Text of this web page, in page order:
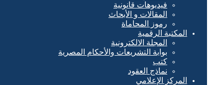
فيديوهات قانونية
المقالات و الأبحاث
رموز المحاماة
المكتبة الرقمية
المجلة الالكترونية
بوابة التشريعات والأحكام المصرية
كتب
نماذج العقود
المركز الإعلامي